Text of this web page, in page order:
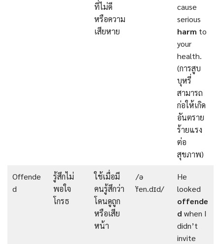
ที่ไม่ดี
หรือความ
เสียหาย
cause
serious
harm to
your
health.
(การสูบ
บุหรี่
สามารถ
ก่อให้เกิด
อันตราย
ร้ายแรง
ต่อ
สุขภาพ)
Offende
d
รู้สึกไม่
พอใจ
โกรธ
ใช้เมื่อมี
คนรู้สึกว่า
โดนดูถูก
หรือเสีย
หน้า
/ə
ˈfen.dɪd/
He
looked
offende
d when I
didn’t
invite